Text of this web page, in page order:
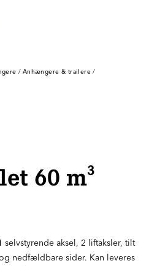
/ Anhængere & trailere /
60 m³
selvstyrende aksel, 2 liftaksler, tilt
nedfældbare sider. Kan leveres